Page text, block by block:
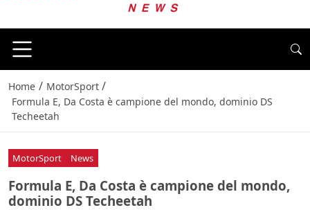
Home / MotorSport /
Formula E, Da Costa è campione del mondo, dominio DS
Techeetah
MotorSport News
Formula E, Da Costa è campione del mondo,
dominio DS Techeetah